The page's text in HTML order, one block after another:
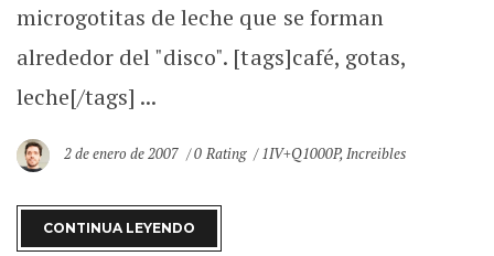
microgotitas de leche que se forman
alrededor del "disco". [tags]café, gotas,
leche[/tags] ...
2 de enero de 2007 0 Rating 1IV+Q1000P,Increibles
CONTINUA LEYENDO